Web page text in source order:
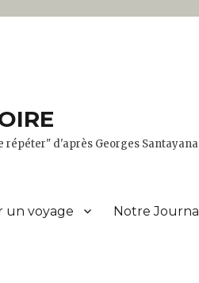
répéter" d'après Georges Santayana
un voyage Notre Journal